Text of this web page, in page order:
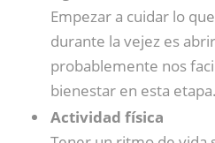
Empezar a cuidar lo
durante la vejez es
probablemente nos
bienestar en esta etapa.
Actividad física